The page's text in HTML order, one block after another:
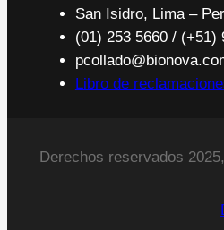
San Isidro, Lima –
(01) 253 5660 / (+51)
Libro de
Derechos reservados